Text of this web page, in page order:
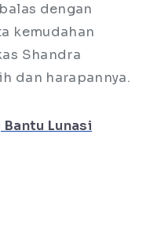
dengan
kemudahan
Shandra
dan harapannya.
Lunasi